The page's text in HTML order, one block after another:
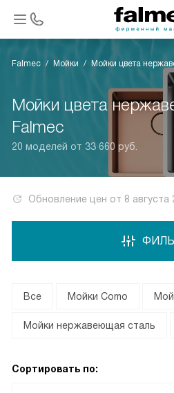
Falmec Мойки Мойки цвета
Мойки цвета
Falmec
20 моделей от 33 660 руб.
Обновление цен от 8 августа
Все Мойки Como
Мойки нержавеющая сталь
Сортировать по: